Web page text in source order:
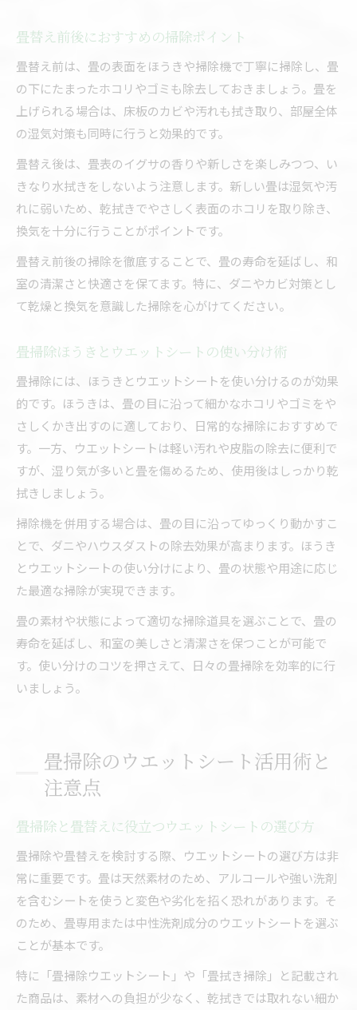
畳替え前後におすすめの掃除ポイント
畳替え前は、畳の表面をほうきや掃除機で丁寧に掃除し、畳
の下にたまったホコリやゴミも除去しておきましょう。畳を
上げられる場合は、床板のカビや汚れも拭き取り、部屋全体
の湿気対策も同時に行うと効果的です。
畳替え後は、畳表のイグサの香りや新しさを楽しみつつ、い
きなり水拭きをしないよう注意します。新しい畳は湿気や汚
れに弱いため、乾拭きでやさしく表面のホコリを取り除き、
換気を十分に行うことがポイントです。
畳替え前後の掃除を徹底することで、畳の寿命を延ばし、和
室の清潔さと快適さを保てます。特に、ダニやカビ対策とし
て乾燥と換気を意識した掃除を心がけてください。
畳掃除ほうきとウエットシートの使い分け術
畳掃除には、ほうきとウエットシートを使い分けるのが効果
的です。ほうきは、畳の目に沿って細かなホコリやゴミをや
さしくかき出すのに適しており、日常的な掃除におすすめで
す。一方、ウエットシートは軽い汚れや皮脂の除去に便利で
すが、湿り気が多いと畳を傷めるため、使用後はしっかり乾
拭きしましょう。
掃除機を併用する場合は、畳の目に沿ってゆっくり動かすこ
とで、ダニやハウスダストの除去効果が高まります。ほうき
とウエットシートの使い分けにより、畳の状態や用途に応じ
た最適な掃除が実現できます。
畳の素材や状態によって適切な掃除道具を選ぶことで、畳の
寿命を延ばし、和室の美しさと清潔さを保つことが可能で
す。使い分けのコツを押さえて、日々の畳掃除を効率的に行
いましょう。
畳掃除のウエットシート活用術と
注意点
畳掃除と畳替えに役立つウエットシートの選び方
畳掃除や畳替えを検討する際、ウエットシートの選び方は非
常に重要です。畳は天然素材のため、アルコールや強い洗剤
を含むシートを使うと変色や劣化を招く恐れがあります。そ
のため、畳専用または中性洗剤成分のウエットシートを選ぶ
ことが基本です。
特に「畳掃除ウエットシート」や「畳拭き掃除」と記載され
た商品は、素材への負担が少なく、乾拭きでは取れない細か